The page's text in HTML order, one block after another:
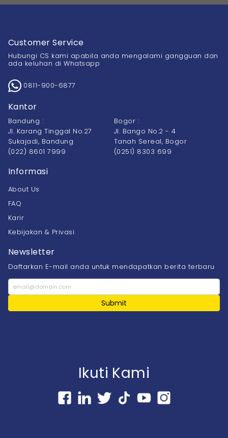
Customer Service
Hubungi CS kami apabila anda mengalami gangguan dan
ada keluhan di Whatsapp
0811-900-6877
Kantor
Bandung :
Jl. Karang Tinggal No.27
Sukajadi, Bandung
(022) 8601 7999
Bogor :
Jl. Bango No.2 - 4
Tanah Sereal, Bogor
(0251) 8303 699
Informasi
About Us
FAQ
Karir
Kebijakan & Privasi
Newsletter
Daftarkan E-mail anda untuk mendapatkan berita terbaru
Submit
Ikuti Kami